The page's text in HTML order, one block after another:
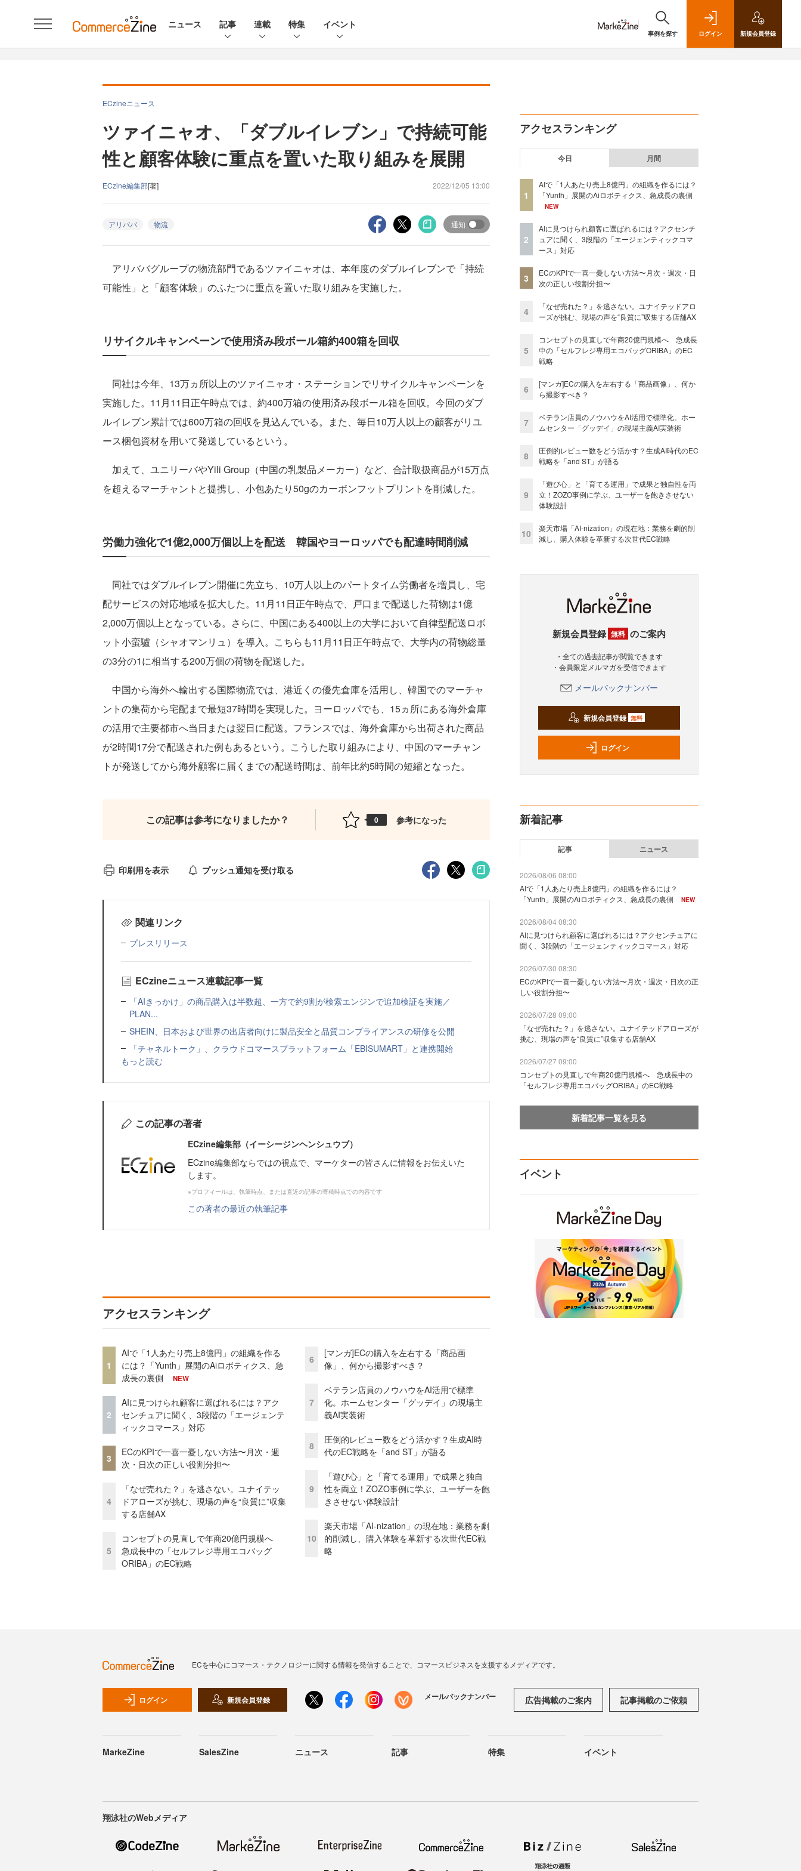
ニュース 記事 連載 特集 イベント
事例を探す ログイン 新規会員登録
ECzineニュース
ツァイニャオ、「ダブルイレブン」で持続可能
性と顧客体験に重点を置いた取り組みを展開
ECzine編集部[著] 2022/12/05 13:00
アリババ 物流 通知
アリババグループの物流部門であるツァイニャオは、本年度のダブルイレブンで「持続
可能性」と「顧客体験」のふたつに重点を置いた取り組みを実施した。
リサイクルキャンペーンで使用済み段ボール箱約400箱を回収
同社は今年、13万ヵ所以上のツァイニャオ・ステーションでリサイクルキャンペーンを
実施した。11月11日正午時点では、約400万箱の使用済み段ボール箱を回収。今回のダブ
ルイレブン累計では600万箱の回収を見込んでいる。また、毎日10万人以上の顧客がリユ
ース梱包資材を用いて発送しているという。
加えて、ユニリーバやYili Group（中国の乳製品メーカー）など、合計取扱商品が15万点
を超えるマーチャントと提携し、小包あたり50gのカーボンフットプリントを削減した。
労働力強化で1億2,000万個以上を配送 韓国やヨーロッパでも配達時間削減
同社ではダブルイレブン開催に先立ち、10万人以上のパートタイム労働者を増員し、宅
配サービスの対応地域を拡大した。11月11日正午時点で、戸口まで配送した荷物は1億
2,000万個以上となっている。さらに、中国にある400以上の大学において自律型配送ロボ
ット小蛮驢（シャオマンリュ）を導入。こちらも11月11日正午時点で、大学内の荷物総量
の3分の1に相当する200万個の荷物を配送した。
中国から海外へ輸出する国際物流では、港近くの優先倉庫を活用し、韓国でのマーチャ
ントの集荷から宅配まで最短37時間を実現した。ヨーロッパでも、15ヵ所にある海外倉庫
の活用で主要都市へ当日または翌日に配送。フランスでは、海外倉庫から出荷された商品
が2時間17分で配送された例もあるという。こうした取り組みにより、中国のマーチャン
トが発送してから海外顧客に届くまでの配送時間は、前年比約5時間の短縮となった。
この記事は参考になりましたか？ 0 参考になった
印刷用を表示 プッシュ通知を受け取る
関連リンク
プレスリリース
ECzineニュース連載記事一覧
「AIきっかけ」の商品購入は半数超、一方で約9割が検索エンジンで追加検証を実施／
PLAN...
SHEIN、日本および世界の出店者向けに製品安全と品質コンプライアンスの研修を公開
「チャネルトーク」、クラウドコマースプラットフォーム「EBISUMART」と連携開始
もっと読む
この記事の著者
ECzine編集部（イーシージンヘンシュウブ）
ECzine編集部ならではの視点で、マーケターの皆さんに情報をお伝えいた
します。
※プロフィールは、執筆時点、または直近の記事の寄稿時点での内容です
この著者の最近の執筆記事
アクセスランキング
1
AIで「1人あたり売上8億円」の組織を作る
には？「Yunth」展開のAiロボティクス、急
成長の裏側
NEW
2
AIに見つけられ顧客に選ばれるには？アク
センチュアに聞く、3段階の「エージェンテ
ィックコマース」対応
3
ECのKPIで一喜一憂しない方法〜月次・週
次・日次の正しい役割分担〜
4
「なぜ売れた？」を逃さない。ユナイテッ
ドアローズが挑む、現場の声を“良質に”収集
する店舗AX
5
コンセプトの見直しで年商20億円規模へ
急成長中の「セルフレジ専用エコバッグ
ORIBA」のEC戦略
6
[マンガ]ECの購入を左右する「商品画
像」、何から撮影すべき？
7
ベテラン店員のノウハウをAI活用で標準
化。ホームセンター「グッデイ」の現場主
義AI実装術
8
圧倒的レビュー数をどう活かす？生成AI時
代のEC戦略を「and ST」が語る
9
「遊び心」と「育てる運用」で成果と独自
性を両立！ZOZO事例に学ぶ、ユーザーを飽
きさせない体験設計
10
楽天市場「AI-nization」の現在地：業務を劇
的削減し、購入体験を革新する次世代EC戦
略
アクセスランキング
今日 月間
1
AIで「1人あたり売上8億円」の組織を作るには？
「Yunth」展開のAiロボティクス、急成長の裏側
NEW
2
AIに見つけられ顧客に選ばれるには？アクセンチ
ュアに聞く、3段階の「エージェンティックコマ
ース」対応
3
ECのKPIで一喜一憂しない方法〜月次・週次・日
次の正しい役割分担〜
4
「なぜ売れた？」を逃さない。ユナイテッドアロ
ーズが挑む、現場の声を“良質に”収集する店舗AX
5
コンセプトの見直しで年商20億円規模へ 急成長
中の「セルフレジ専用エコバッグORIBA」のEC
戦略
6
[マンガ]ECの購入を左右する「商品画像」、何か
ら撮影すべき？
7
ベテラン店員のノウハウをAI活用で標準化。ホー
ムセンター「グッデイ」の現場主義AI実装術
8
圧倒的レビュー数をどう活かす？生成AI時代のEC
戦略を「and ST」が語る
9
「遊び心」と「育てる運用」で成果と独自性を両
立！ZOZO事例に学ぶ、ユーザーを飽きさせない
体験設計
10
楽天市場「AI-nization」の現在地：業務を劇的削
減し、購入体験を革新する次世代EC戦略
新規会員登録 無料 のご案内
・全ての過去記事が閲覧できます
・会員限定メルマガを受信できます
メールバックナンバー
新規会員登録 無料
ログイン
新着記事
記事 ニュース
2026/08/06 08:00
AIで「1人あたり売上8億円」の組織を作るには？
「Yunth」展開のAiロボティクス、急成長の裏側
NEW
2026/08/04 08:30
AIに見つけられ顧客に選ばれるには？アクセンチュアに
聞く、3段階の「エージェンティックコマース」対応
2026/07/30 08:30
ECのKPIで一喜一憂しない方法〜月次・週次・日次の正
しい役割分担〜
2026/07/28 09:00
「なぜ売れた？」を逃さない。ユナイテッドアローズが
挑む、現場の声を“良質に”収集する店舗AX
2026/07/27 09:00
コンセプトの見直しで年商20億円規模へ 急成長中の
「セルフレジ専用エコバッグORIBA」のEC戦略
新着記事一覧を見る
イベント
ECを中心にコマース・テクノロジーに関する情報を発信することで、コマースビジネスを支援するメディアです。
ログイン 新規会員登録 メールバックナンバー 広告掲載のご案内 記事掲載のご依頼
MarkeZine SalesZine ニュース 記事 特集 イベント
翔泳社のWebメディア